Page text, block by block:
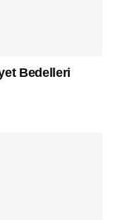
Bedelleri